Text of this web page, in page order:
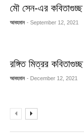
মৌ সেন-এর কবিতাগুচ্ছ
আবহমান - September 12, 2021
রঙ্গিত মিত্রর কবিতাগুচ্ছ
আবহমান - December 12, 2021